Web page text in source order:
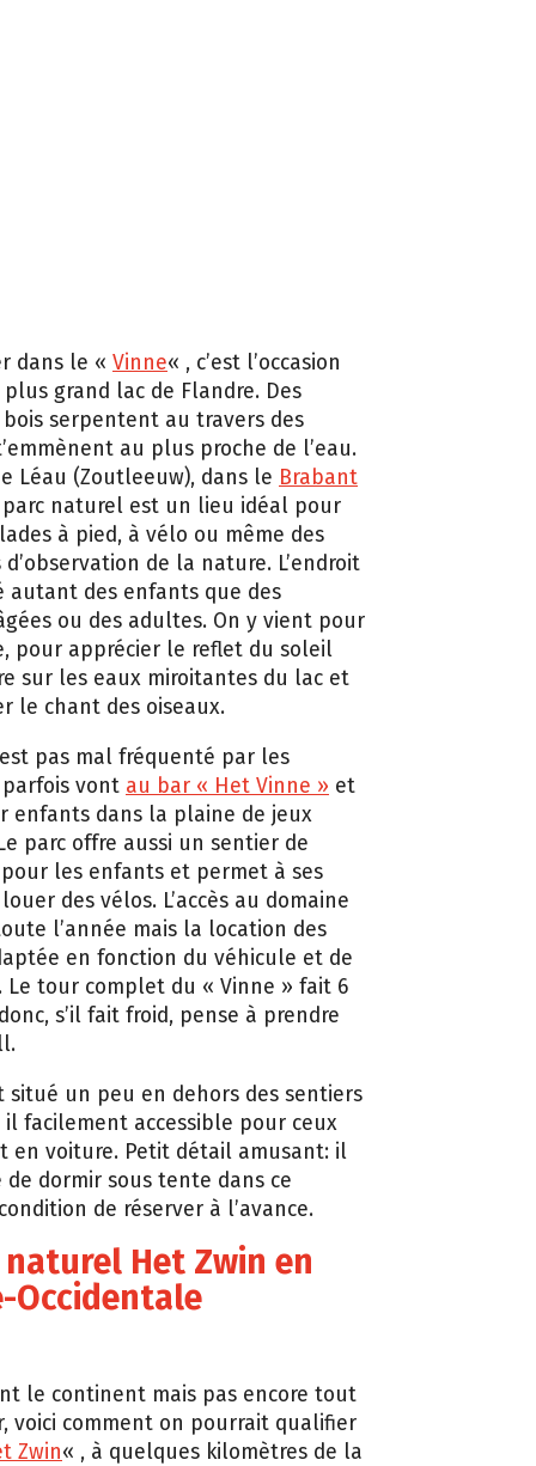
dans le « Vinne« , c’est l’occasion
grand lac de Flandre. Des
serpentent au travers des
au plus proche de l’eau.
Léau (Zoutleeuw), dans le Brabant
parc naturel est un lieu idéal pour
à pied, à vélo ou même des
de la nature. L’endroit
autant des enfants que des
ou des adultes. On y vient pour
pour apprécier le reflet du soleil
sur les eaux miroitantes du lac et
le chant des oiseaux.
pas mal fréquenté par les
vont au bar « Het Vinne » et
enfants dans la plaine de jeux
parc offre aussi un sentier de
les enfants et permet à ses
des vélos. L’accès au domaine
l’année mais la location des
en fonction du véhicule et de
Le tour complet du « Vinne » fait 6
s’il fait froid, pense à prendre
situé un peu en dehors des sentiers
facilement accessible pour ceux
en voiture. Petit détail amusant: il
de dormir sous tente dans ce
de réserver à l’avance.
naturel Het Zwin en
Occidentale
le continent mais pas encore tout
voici comment on pourrait qualifier
Zwin« , à quelques kilomètres de la